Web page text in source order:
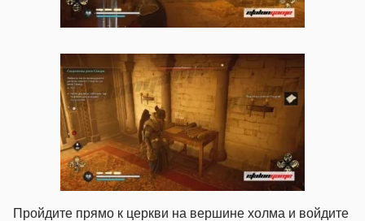
Пройдите прямо к церкви на вершине холма и войдите